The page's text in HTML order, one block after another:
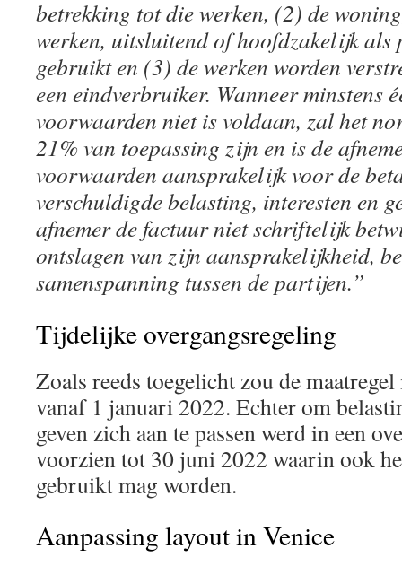
betrekking tot die werken, (2) de
werken, uitsluitend of hoofdzakelijk
gebruikt en (3) de werken worden
een eindverbruiker. Wanneer minstens
voorwaarden niet is voldaan, zal het
21% van toepassing zijn en is de
voorwaarden aansprakelijk voor de
verschuldigde belasting, interesten en
afnemer de factuur niet schriftelijk
ontslagen van zijn aansprakelijkheid,
samenspanning tussen de partijen.”
Tijdelijke overgangsregeling
Zoals reeds toegelicht zou de
vanaf 1 januari 2022. Echter om
geven zich aan te passen werd in een
voorzien tot 30 juni 2022 waarin ook
gebruikt mag worden.
Aanpassing layout in Venice